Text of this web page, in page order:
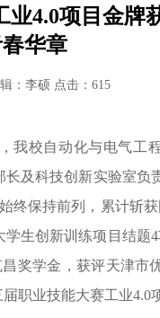
业4.0项目金牌
华章
：李硕 点击： 615
我校自动化与电气工
及科技创新实验室负
终保持前列，累计斩
生创新训练项目结题
奖学金，获评天津市
职业技能大赛工业4.0